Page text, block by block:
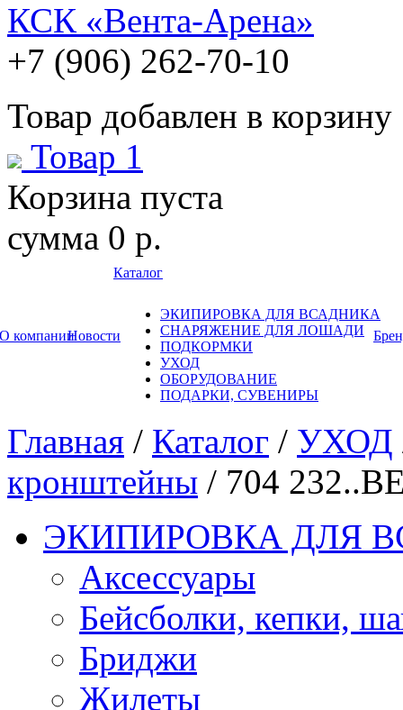
КСК «Вента-Арена»
+7 (906) 262-70-10
Товар добавлен в корзину
Товар 1
Корзина пуста
сумма 0 р.
О компанииНовости
Каталог
ЭКИПИРОВКА ДЛЯ ВСАДНИКА
СНАРЯЖЕНИЕ ДЛЯ ЛОШАДИ
ПОДКОРМКИ
УХОД
ОБОРУДОВАНИЕ
ПОДАРКИ, СУВЕНИРЫ
Главная / Каталог / УХОД
кронштейны / 704
ЭКИПИРОВКА ДЛЯ
Аксессуары
Бейсболки, кепки,
Бриджи
Жилеты